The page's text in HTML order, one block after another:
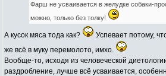
Фарш не усваивается в желудке собаки-
можно, только без толку!
А кусок мяса тода как?
Успевает потому,
же всё в муку перемолото, имхо.
Вообще-то, исходя из человеческой
раздробление, лучше всё усваивается,